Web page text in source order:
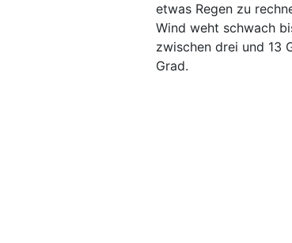
etwas Regen zu
Wind weht schwach
zwischen drei und 13
Grad.